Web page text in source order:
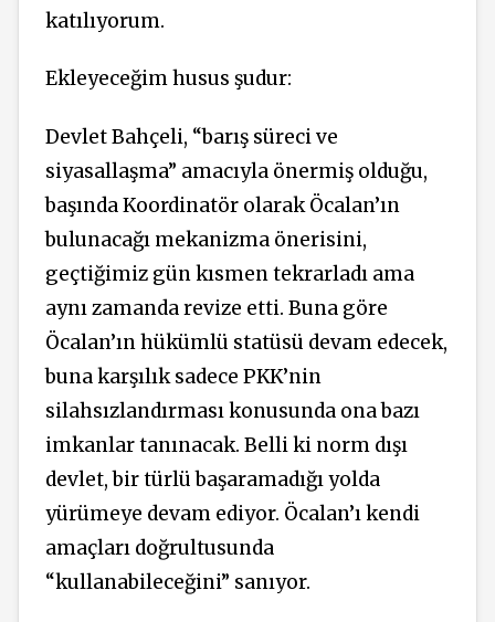
katılıyorum.
Ekleyeceğim husus şudur:
Devlet Bahçeli, “barış süreci ve
siyasallaşma” amacıyla önermiş olduğu,
başında Koordinatör olarak Öcalan’ın
bulunacağı mekanizma önerisini,
geçtiğimiz gün kısmen tekrarladı ama
aynı zamanda revize etti. Buna göre
Öcalan’ın hükümlü statüsü devam edecek,
buna karşılık sadece PKK’nin
silahsızlandırması konusunda ona bazı
imkanlar tanınacak. Belli ki norm dışı
devlet, bir türlü başaramadığı yolda
yürümeye devam ediyor. Öcalan’ı kendi
amaçları doğrultusunda
“kullanabileceğini” sanıyor.